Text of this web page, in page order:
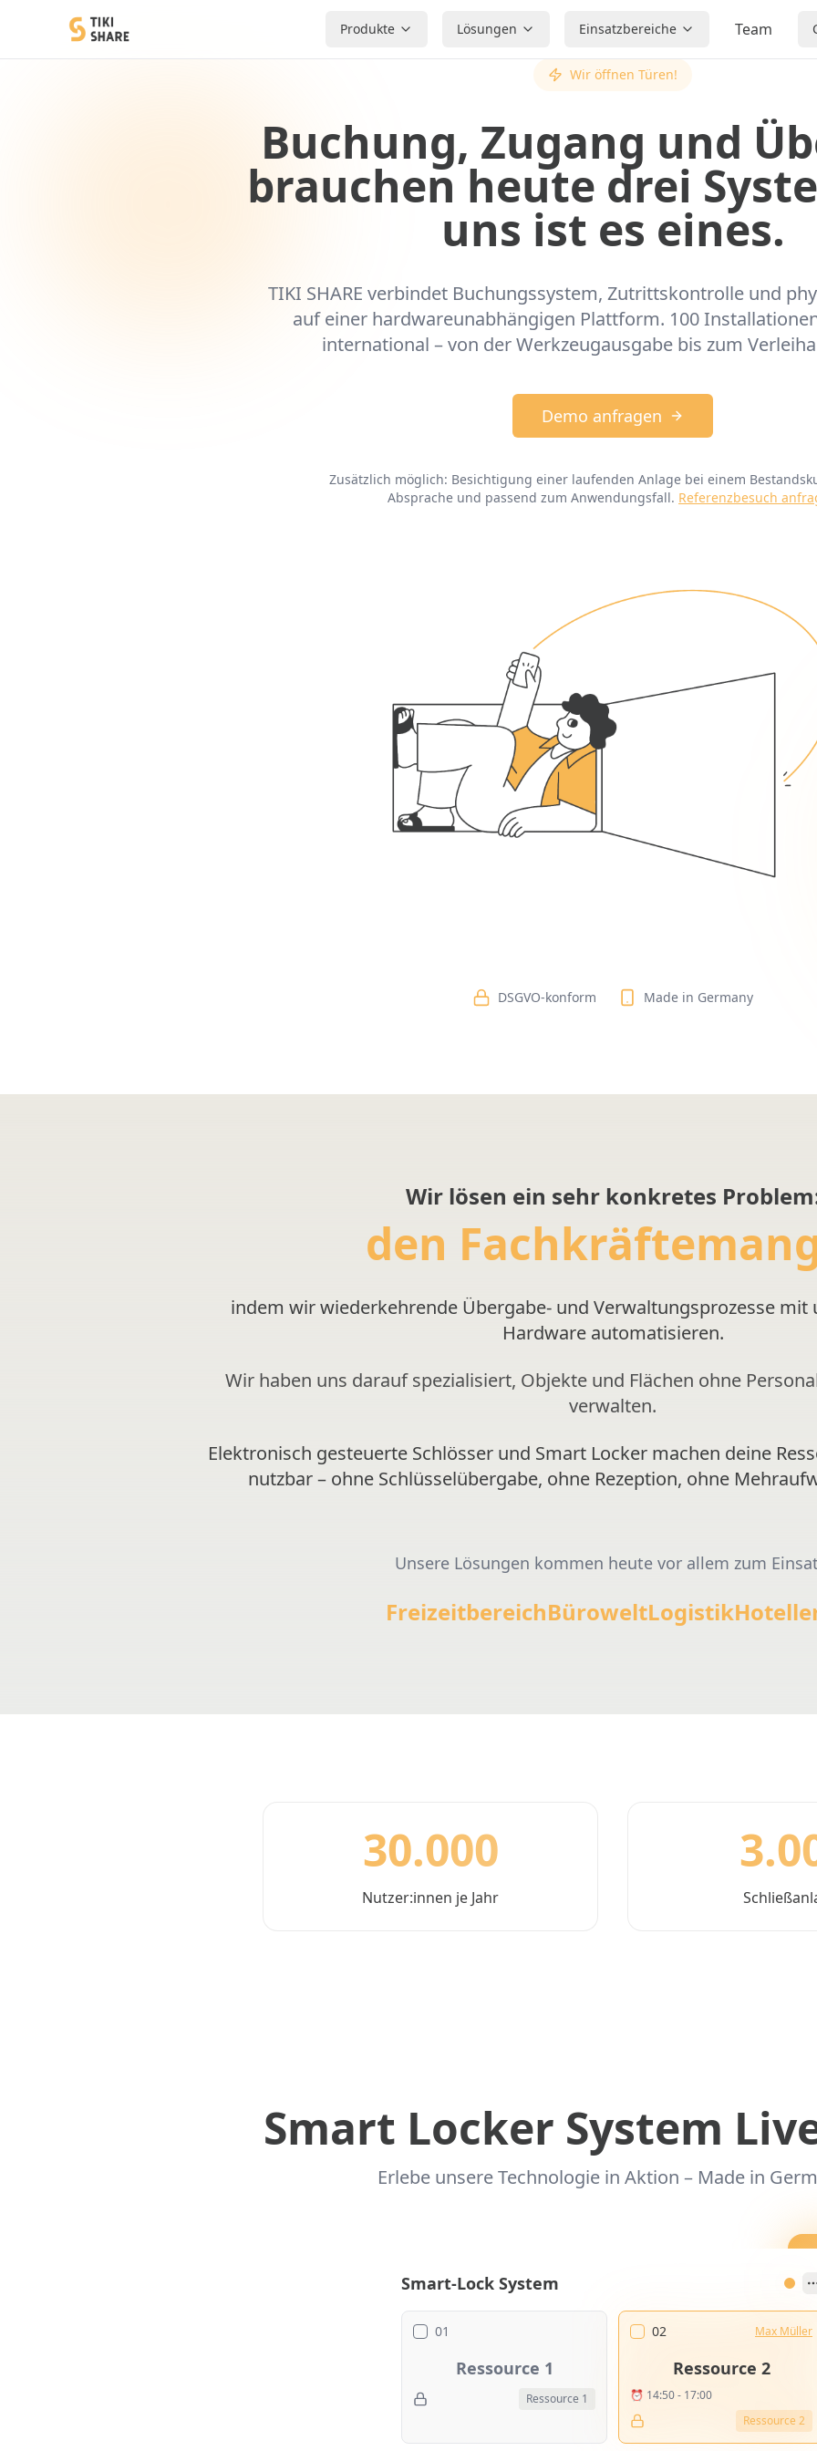
Produkte Lösungen Einsatzbereiche Team
Wir öffnen Türen!
Buchung, Zugang und
brauchen heute drei
uns ist es eines.
TIKI SHARE verbindet Buchungssystem, Zutrittskontrolle und
auf einer hardwareunabhängigen Plattform. 100
international – von der Werkzeugausgabe bis zum
Demo anfragen
Zusätzlich möglich: Besichtigung einer laufenden Anlage bei einem
Absprache und passend zum Anwendungsfall. Referenzbesuch
DSGVO-konform Made in Germany
Wir lösen ein sehr konkretes
den
indem wir wiederkehrende Übergabe- und Verwaltungsprozesse mit
Hardware automatisieren.
Wir haben uns darauf spezialisiert, Objekte und Flächen ohne
verwalten.
Elektronisch gesteuerte Schlösser und Smart Locker machen deine
nutzbar – ohne Schlüsselübergabe, ohne Rezeption, ohne
Unsere Lösungen kommen heute vor allem zum
FreizeitbereichBüroweltLogistik
30.000
Nutzer:innen je Jahr
Smart Locker System
Erlebe unsere Technologie in Aktion – Made in
Smart-Lock System
01
Ressource 1
Ressource 1
02 Max Müller
Ressource 2
⏰ 14:50 - 17:00
Ressource 2